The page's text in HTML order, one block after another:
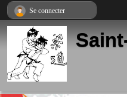
Se connecter
Panneau de gestion des